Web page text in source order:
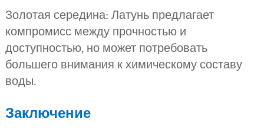
Золотая середина: Латунь предлагает
компромисс между прочностью и
доступностью, но может потребовать
большего внимания к химическому составу
воды.
Заключение